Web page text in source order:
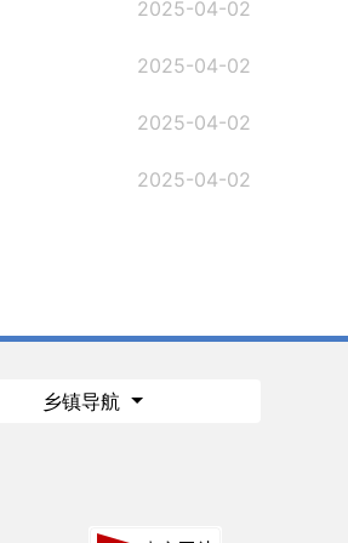
2025-04-02
2025-04-02
2025-04-02
2025-04-02
乡镇导航